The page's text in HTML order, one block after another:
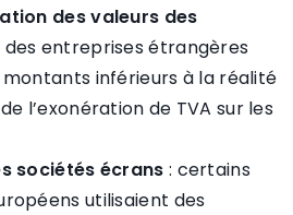
des valeurs des
des entreprises étrangères
inférieurs à la réalité
l’exonération de TVA sur les
sociétés écrans : certains
utilisaient des